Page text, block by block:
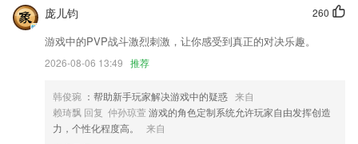
优化导游导览功能，导游导览功能进行屏幕适配；
订单新增多条件筛选
报警事件的标签展示更清晰
就是支持自定义前台服务的文案。
隐私政策已改了，请审核时细心看下。
联系我们
260
庞儿钧
游戏中的PVP战斗激烈刺激，让你感受到真正的对决乐趣。
2026-08-06 13:49 推荐
韩俊琬 ：帮助新手玩家解决游戏中的疑惑 来自
赖琦飘 回复 仲孙琼萱游戏的角色定制系统允许玩家自由发挥创造
力，个性化程度高。
来自